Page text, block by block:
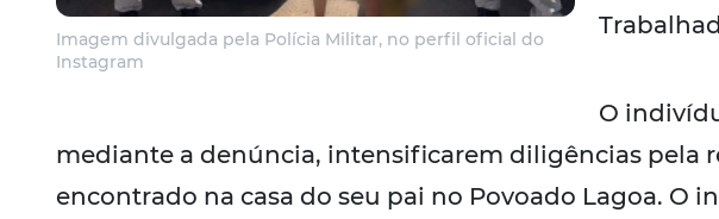
Imagem divulgada pela Polícia Militar, no perfil oficial do
Instagram
O
mediante a denúncia, intensificarem diligências pela
encontrado na casa do seu pai no Povoado Lagoa. O